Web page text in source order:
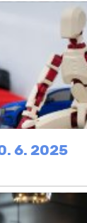
6. 2025